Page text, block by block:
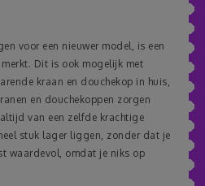
voor een nieuwer model, is een
Dit is ook mogelijk met
kraan en douchekop in huis,
en douchekoppen zorgen
van een zelfde krachtige
stuk lager liggen, zonder dat je
waardevol, omdat je niks op